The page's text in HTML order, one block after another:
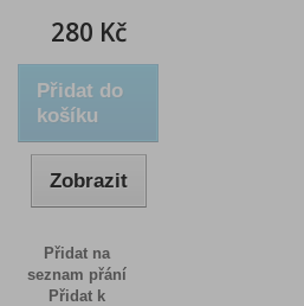
280 Kč
Přidat do
košíku
Zobrazit
Přidat na
seznam přání
Přidat k